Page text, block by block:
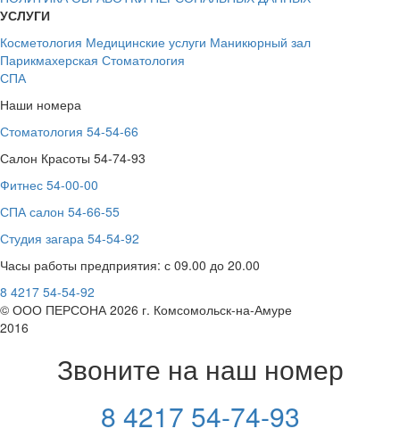
УСЛУГИ
Косметология Медицинские услуги Маникюрный зал
Парикмахерская Стоматология
СПА
Наши номера
Стоматология 54-54-66
Салон Красоты 54-74-93
Фитнес 54-00-00
СПА салон 54-66-55
Студия загара 54-54-92
Часы работы предприятия: с 09.00 до 20.00
8 4217 54-54-92
© ООО ПЕРСОНА 2026 г. Комсомольск-на-Амуре
2016
Звоните на наш номер
8 4217 54-74-93